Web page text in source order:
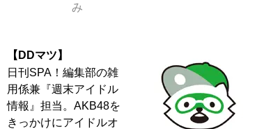
み
【DDマツ】
日刊SPA！編集部の雑
用係兼『週末アイドル
情報』担当。AKB48を
きっかけにアイドルオ